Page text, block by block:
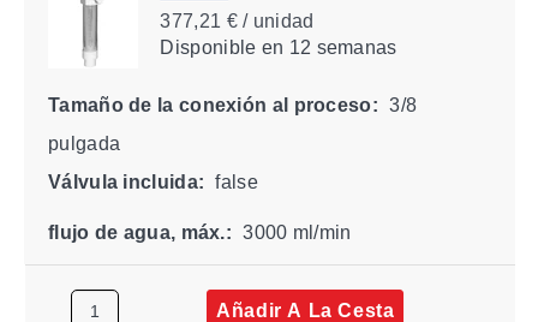
377,21 € / unidad
Disponibleen 12 semanas
Tamaño de la conexión al proceso: 3/8
pulgada
Válvula incluida: false
flujo de agua, máx.: 3000 ml/min
Añadir A La Cesta